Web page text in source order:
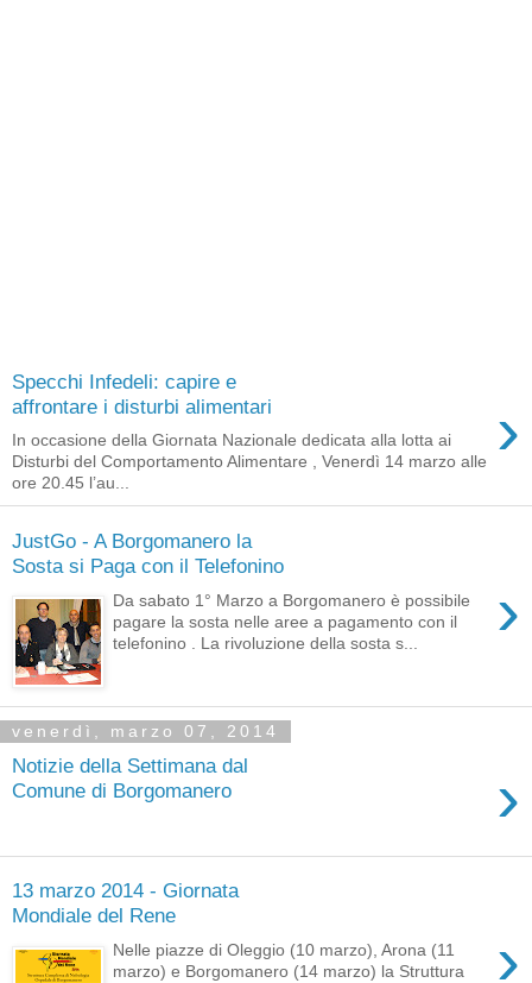
Specchi Infedeli: capire e
affrontare i disturbi alimentari
›
In occasione della Giornata Nazionale dedicata alla lotta ai
Disturbi del Comportamento Alimentare , Venerdì 14 marzo alle
ore 20.45 l’au...
JustGo - A Borgomanero la
Sosta si Paga con il Telefonino
›
Da sabato 1° Marzo a Borgomanero è possibile
pagare la sosta nelle aree a pagamento con il
telefonino . La rivoluzione della sosta s...
venerdì, marzo 07, 2014
Notizie della Settimana dal
Comune di Borgomanero
›
13 marzo 2014 - Giornata
Mondiale del Rene
›
Nelle piazze di Oleggio (10 marzo), Arona (11
marzo) e Borgomanero (14 marzo) la Struttura